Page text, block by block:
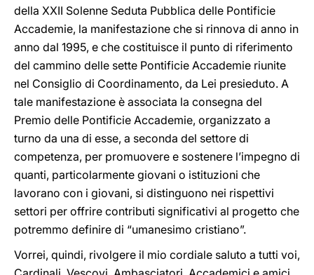
della XXII Solenne Seduta Pubblica delle Pontificie
Accademie, la manifestazione che si rinnova di anno in
anno dal 1995, e che costituisce il punto di riferimento
del cammino delle sette Pontificie Accademie riunite
nel Consiglio di Coordinamento, da Lei presieduto. A
tale manifestazione è associata la consegna del
Premio delle Pontificie Accademie, organizzato a
turno da una di esse, a seconda del settore di
competenza, per promuovere e sostenere l’impegno di
quanti, particolarmente giovani o istituzioni che
lavorano con i giovani, si distinguono nei rispettivi
settori per offrire contributi significativi al progetto che
potremmo definire di “umanesimo cristiano”.
Vorrei, quindi, rivolgere il mio cordiale saluto a tutti voi,